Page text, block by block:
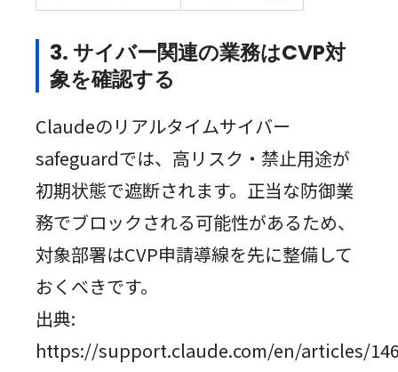
3. サイバー関連の業務はCVP対
象を確認する
Claudeのリアルタイムサイバー
safeguardでは、高リスク・禁止用途が
初期状態で遮断されます。正当な防御業
務でブロックされる可能性があるため、
対象部署はCVP申請導線を先に整備して
おくべきです。
出典:
https://support.claude.com/en/articles/